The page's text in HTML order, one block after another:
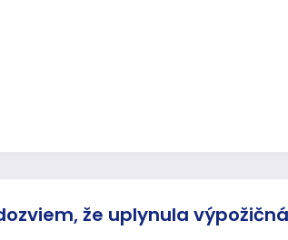
že uplynula